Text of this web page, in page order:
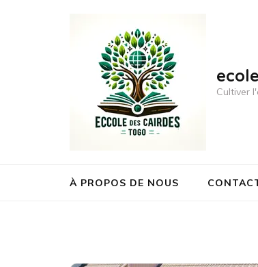
Cultiver
À PROPOS DE NOUS